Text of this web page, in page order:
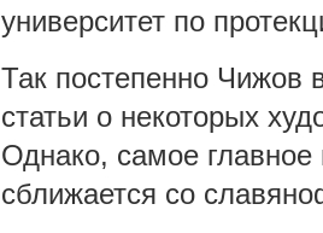
университет по
Так постепенно Чижов
статьи о некоторых
Однако, самое
сближается со